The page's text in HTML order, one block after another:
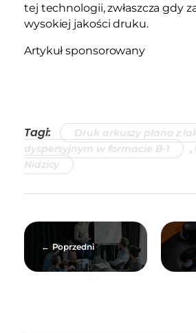
tej technologii, zwłaszcza gdy
wysokiej jakości druku.
Artykuł sponsorowany
Tagi:
Druk arkuszy plano z
dyspersyjnym w formacie B-1
,
Nidzicy
Poprzedni